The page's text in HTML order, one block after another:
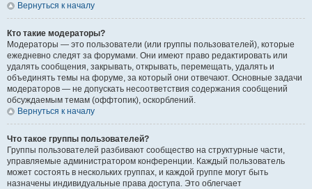
Вернуться к началу
Кто такие модераторы?
Модераторы — это пользователи (или группы пользователей), которые
ежедневно следят за форумами. Они имеют право редактировать или
удалять сообщения, закрывать, открывать, перемещать, удалять и
объединять темы на форуме, за который они отвечают. Основные задачи
модераторов — не допускать несоответствия содержания сообщений
обсуждаемым темам (оффтопик), оскорблений.
Вернуться к началу
Что такое группы пользователей?
Группы пользователей разбивают сообщество на структурные части,
управляемые администратором конференции. Каждый пользователь
может состоять в нескольких группах, и каждой группе могут быть
назначены индивидуальные права доступа. Это облегчает